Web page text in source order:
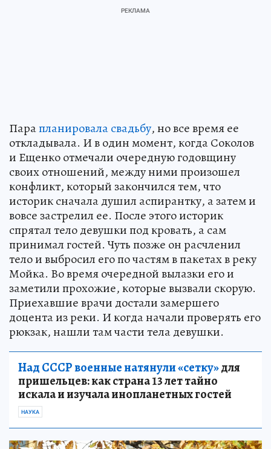
Парапланировала свадьбу, но все время ее
откладывала. И в один момент, когда Соколов
и Ещенко отмечали очередную годовщину
своих отношений, между ними произошел
конфликт, который закончился тем, что
историк сначала душил аспирантку, а затем и
вовсе застрелил ее. После этого историк
спрятал тело девушки под кровать, а сам
принимал гостей. Чуть позже он расчленил
тело и выбросил его по частям в пакетах в реку
Мойка. Во время очередной вылазки его и
заметили прохожие, которые вызвали скорую.
Приехавшие врачи достали замершего
доцента из реки. И когда начали проверять его
рюкзак, нашли там части тела девушки.
Над СССР военные натянули «сетку»для
пришельцев: как страна 13 лет тайно
искала и изучала инопланетных гостей
НАУКА